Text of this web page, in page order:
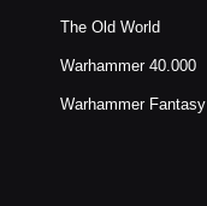
The Old World
Warhammer 40.000
Warhammer Fantasy